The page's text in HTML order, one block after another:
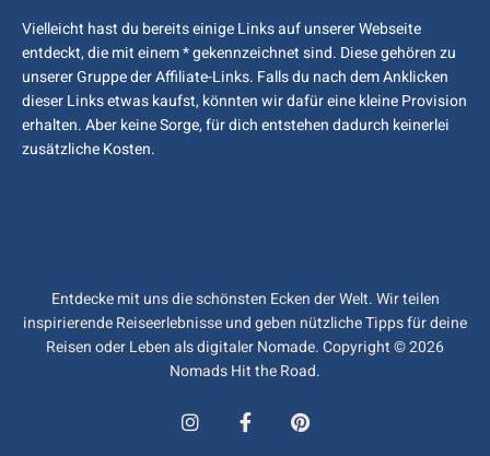
Vielleicht hast du bereits einige Links auf unserer Webseite
entdeckt, die mit einem * gekennzeichnet sind. Diese gehören zu
unserer Gruppe der Affiliate-Links. Falls du nach dem Anklicken
dieser Links etwas kaufst, könnten wir dafür eine kleine Provision
erhalten. Aber keine Sorge, für dich entstehen dadurch keinerlei
zusätzliche Kosten.
Entdecke mit uns die schönsten Ecken der Welt. Wir teilen
inspirierende Reiseerlebnisse und geben nützliche Tipps für deine
Reisen oder Leben als digitaler Nomade. Copyright © 2026
Nomads Hit the Road.